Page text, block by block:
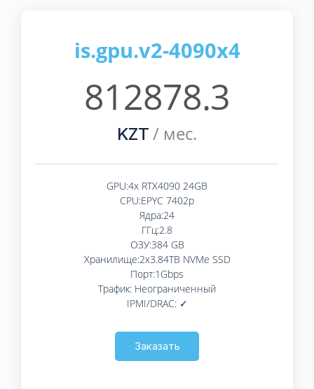
is.gpu.v2-4090x4
812878.3
KZT / мес.
GPU:4x RTX4090 24GB
CPU:EPYC 7402p
Ядра:24
ГГц:2.8
ОЗУ:384 GB
Хранилище:2x3.84TB NVMe SSD
Порт:1Gbps
Трафик: Неограниченный
IPMI/DRAC: ✓
Заказать